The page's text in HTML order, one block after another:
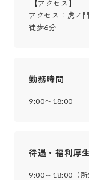
アクセス：虎ノ
徒歩6分
勤務時間
9:00〜18:00
待遇・福利厚生
9:00～18:00（所